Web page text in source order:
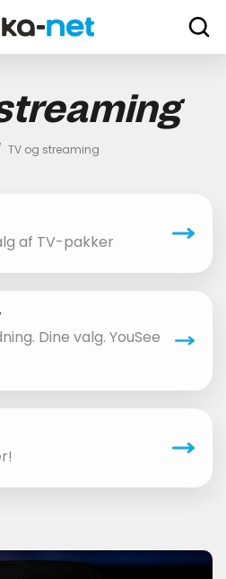
TV og streaming
af TV-pakker
Dine valg. YouSee